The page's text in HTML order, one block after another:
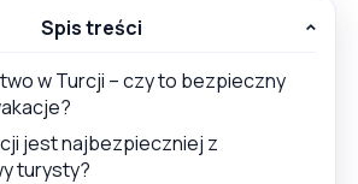
Spis treści
w Turcji – czy to bezpieczny
jest najbezpieczniej z
turysty?